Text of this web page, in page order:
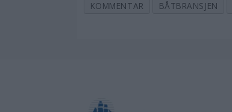
KOMMENTAR BÅTBRANSJEN